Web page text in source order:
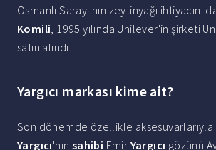
Osmanlı Sarayı'nın zeytinyağı ihtiyacını
Komili, 1995 yılında Unilever'in şirketi
satın alındı.
Yargıcı markası kime ait?
Son dönemde özellikle aksesuvarlarıyla
Yargıcı'nın sahibi Emir Yargıcı gözünü